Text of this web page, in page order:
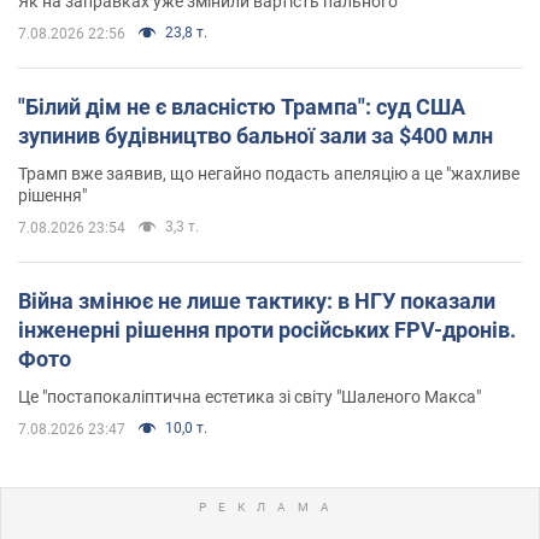
7.08.2026 22:56 23,8 т.
"Білий дім не є власністю Трампа": суд США
зупинив будівництво бальної зали за $400 млн
Трамп вже заявив, що негайно подасть апеляцію а це "жахливе
рішення"
7.08.2026 23:54 3,3 т.
Війна змінює не лише тактику: в НГУ показали
інженерні рішення проти російських FPV-дронів.
Фото
Це "постапокаліптична естетика зі світу "Шаленого Макса"
7.08.2026 23:47 10,0 т.